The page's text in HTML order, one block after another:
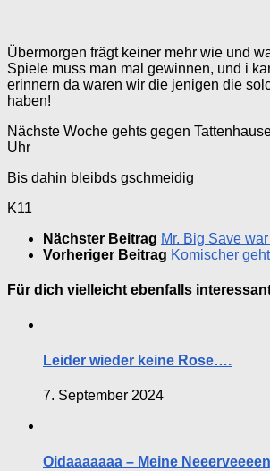
Übermorgen frägt keiner mehr wie und
Spiele muss man mal gewinnen, und i
erinnern da waren wir die jenigen die
haben!
Nächste Woche gehts gegen
Uhr
Bis dahin bleibds gschmeidig
K11
Nächster Beitrag Mr. Big Save
Vorheriger Beitrag Komischer
Für dich vielleicht ebenfalls
Leider wieder keine Rose….
7. September 2024
Oidaaaaaaa – Meine